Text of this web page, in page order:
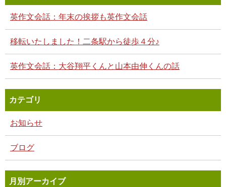
英作文会話：年末の挨拶も英作文会話
移転いたしました！二条駅から徒歩４分♪
英作文会話：大谷翔平くんと山本由伸くんの話
カテゴリ
お知らせ
ブログ
月別アーカイブ